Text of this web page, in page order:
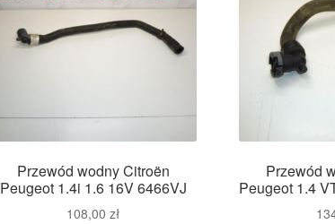
Przewód wodny Citroën
Peugeot 1.4i 1.6 16V 6466VJ
108,00zł
Przewód
Peugeot 1.4